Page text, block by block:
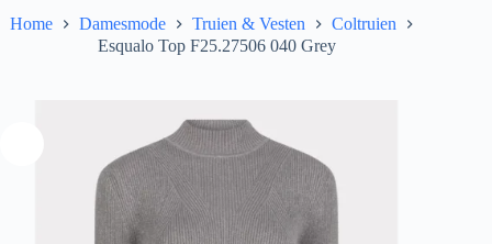
Home Damesmode Truien & Vesten
Coltruien
Esqualo Top F25.27506 040 Grey